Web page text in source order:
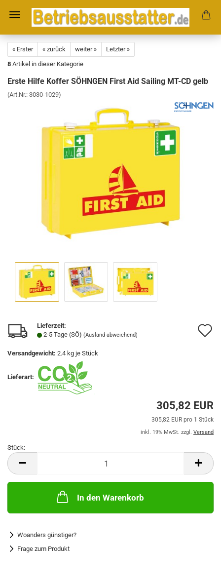
« Erster « zurück weiter »
Letzter »
8 Artikel in dieser Kategorie
Erste Hilfe Koffer SÖHNGEN First Aid Sailing MT-CD gelb
(Art.Nr.: 3030-1029)
Lieferzeit:
2-5 Tage (SÖ) (Ausland abweichend)
Versandgewicht: 2.4 kg je Stück
Lieferart:
305,82 EUR
305,82 EUR pro 1 Stück
inkl. 19% MwSt. zzgl. Versand
Stück:
Stück
In den Warenkorb
Woanders günstiger?
Frage zum Produkt